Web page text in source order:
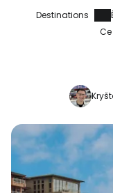
Destinations
... la